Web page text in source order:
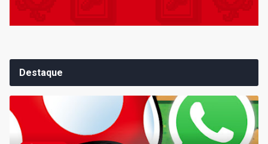
Destaque